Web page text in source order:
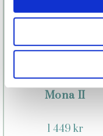
Mona II
1 449 kr